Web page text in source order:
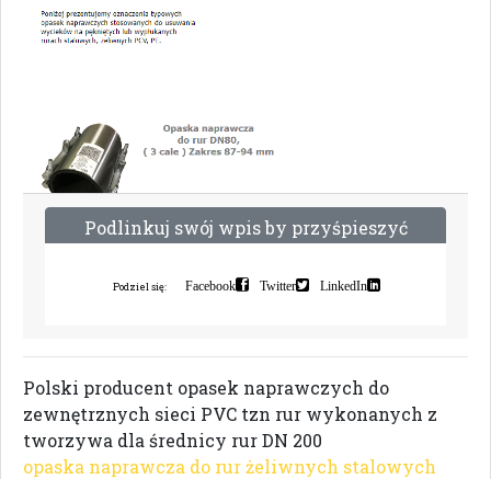
Podlinkuj swój wpisby przyśpieszyć
Podziel się: Facebook Twitter LinkedIn
Polski producent opasek naprawczych do
zewnętrznych sieci PVC tzn rur wykonanych z
tworzywa dla średnicy rur DN 200
opaska naprawcza do rur żeliwnych stalowych